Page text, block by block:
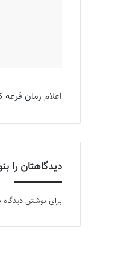
اعلام زمان
دیدگاهتان را
برای نوشتن دیدگاه